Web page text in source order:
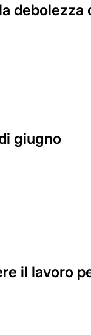
debolezza
giugno
il lavoro